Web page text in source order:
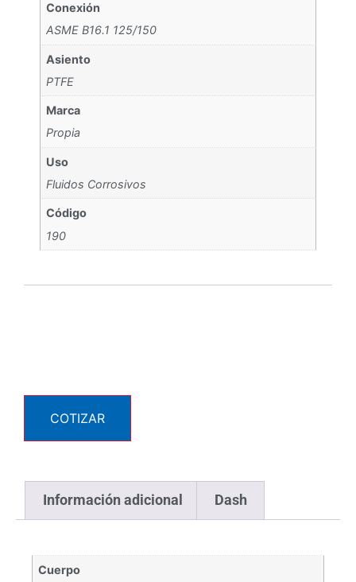
Conexión
ASME B16.1 125/150
Asiento
PTFE
Marca
Propia
Uso
Fluidos Corrosivos
Código
190
COTIZAR
Información adicional Dash
Cuerpo